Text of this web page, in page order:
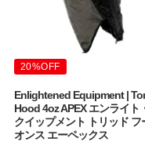
20%OFF
Enlightened Equipment |
Hood 4oz APEX エンライト
クイップメント トリッド フ
オンス エーペックス